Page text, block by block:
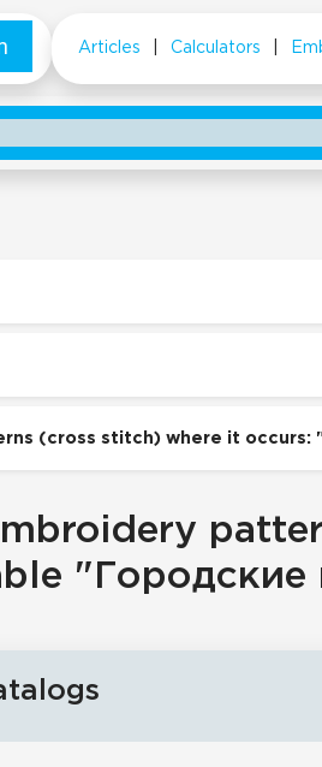
Articles Calculators
(cross stitch) where it occurs:
"Городские